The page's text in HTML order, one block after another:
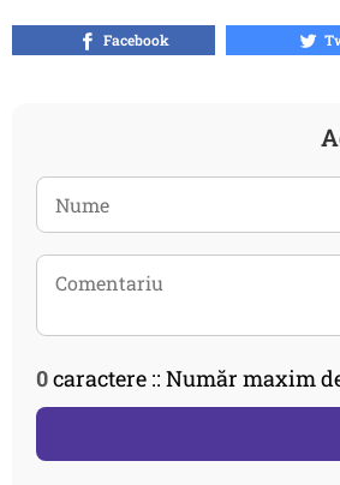
Facebook
0caractere :: Număr maxim